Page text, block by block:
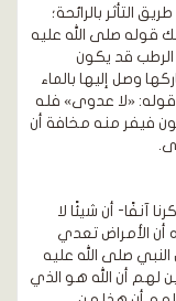
التأثر بالرائحة؛
قوله صلى الله عليه
قد يكون
وصل إليها بالماء
قوله: «لا عدوى» فله
فيفر منه مخافة أن
آنفًا- أن شيئًا لا
أن الأمراض تعدي
صلى الله عليه
لهم أن الله هو الذي